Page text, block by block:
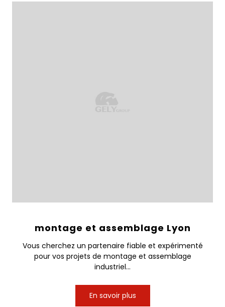
montage et assemblage Lyon
Vous cherchez un partenaire fiable et expérimenté
pour vos projets de montage et assemblage
industriel...
En savoir plus